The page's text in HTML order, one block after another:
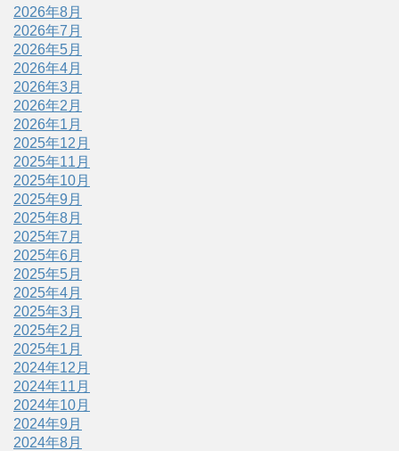
2026年8月
2026年7月
2026年5月
2026年4月
2026年3月
2026年2月
2026年1月
2025年12月
2025年11月
2025年10月
2025年9月
2025年8月
2025年7月
2025年6月
2025年5月
2025年4月
2025年3月
2025年2月
2025年1月
2024年12月
2024年11月
2024年10月
2024年9月
2024年8月